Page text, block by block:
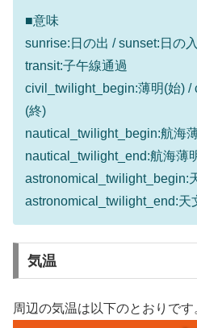
■意味
sunrise:日の出 / sunset:日の
transit:子午線通過
civil_twilight_begin:薄明(始) /
(終)
nautical_twilight_begin:航海
nautical_twilight_end:航海薄
astronomical_twilight_begin:
astronomical_twilight_end:天
気温
周辺の気温は以下のとおりです